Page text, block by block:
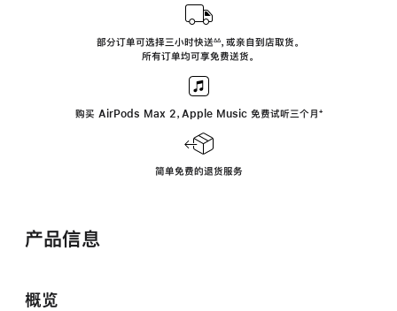
中
部分订单可选择三小时快送∆∆， 或亲自到店取货。
所有订单均可享免费送货。
购买 AirPods Max 2，Apple Music 免费试听三个月 ‍脚
‍⁺
简单免费的退货服务
产品信息
概览